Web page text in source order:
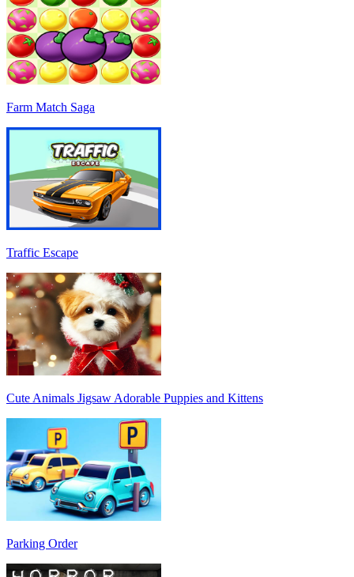
Farm Match Saga
Traffic Escape
Cute Animals Jigsaw Adorable Puppies and Kittens
Parking Order